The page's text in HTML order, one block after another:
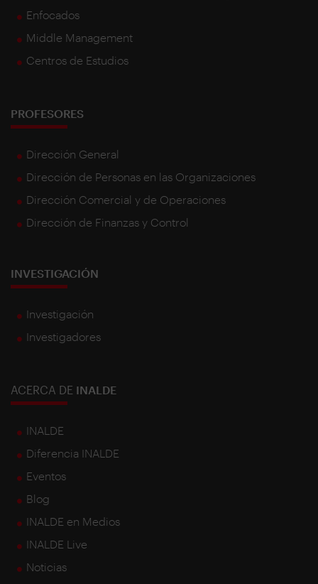
Enfocados
Middle Management
Centros de Estudios
PROFESORES
Dirección General
Dirección de Personas en las Organizaciones
Dirección Comercial y de Operaciones
Dirección de Finanzas y Control
INVESTIGACIÓN
Investigación
Investigadores
ACERCA DE INALDE
INALDE
Diferencia INALDE
Eventos
Blog
INALDE en Medios
INALDE Live
Noticias